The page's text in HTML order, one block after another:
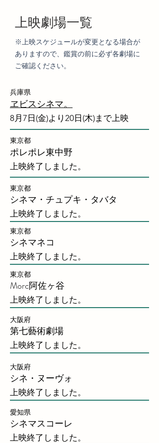
上映劇場一覧
※上映スケジュールが変更となる場合が
ありますので、鑑賞の前に必ず各劇場に
ご確認ください。
​兵庫県
ヱビスシネマ。
8月7日(金)より20日(木)まで上映
東京都
ポレポレ東中野
上映終了しました。
東京都
シネマ・チュプキ・タバタ
上映終了しました。
東京都
シネマネコ
上映終了しました。
東京都
Morc阿佐ヶ谷
上映終了しました。
大阪府
第七藝術劇場
​上映終了しました。
大阪府
シネ・ヌーヴォ
​上映終了しました。
愛知県
シネマスコーレ
​上映終了しました。